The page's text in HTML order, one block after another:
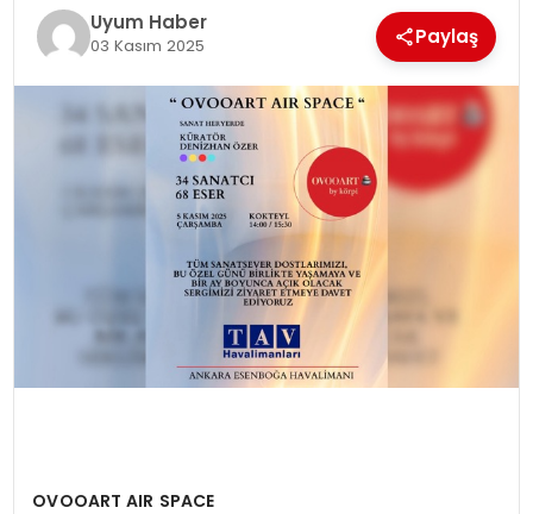
Uyum Haber
03 Kasım 2025 Paylaş
OVOOART AIR SPACE